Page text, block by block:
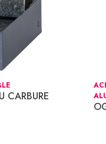
CARBURE